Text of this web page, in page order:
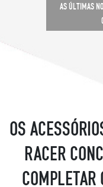
AS ÚLTIMAS
OS
RACER
COMPLETAR